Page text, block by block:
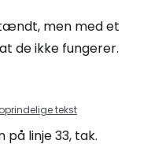
men med et
de ikke fungerer.
tekst
linje 33, tak.